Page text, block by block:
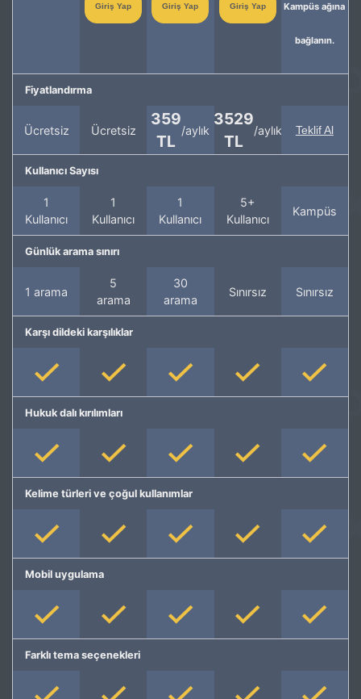
Giriş Yap Giriş Yap Giriş Yap Kampüs ağına
bağlanın.
Fiyatlandırma
Ücretsiz Ücretsiz
359
TL
/aylık
3529
TL
/aylık Teklif Al
Kullanıcı Sayısı
1
Kullanıcı
1
Kullanıcı
1
Kullanıcı
5+
Kullanıcı
Kampüs
Günlük arama sınırı
1 arama
5
arama
30
arama
Sınırsız Sınırsız
Karşı dildeki karşılıklar
Hukuk dalı kırılımları
Kelime türleri ve çoğul kullanımlar
Mobil uygulama
Farklı tema seçenekleri